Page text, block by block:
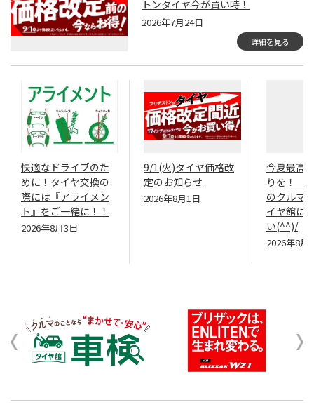
トンタイヤ今が買い時！
2026年7月24日
詳細を見る
快適なドライブのた
めに！タイヤ交換の
際には『アライメン
ト』をご一緒に！！
2026年8月3日
9/1(火)タイヤ価格改
定のお知らせ
2026年8月1日
今夏最高
りを！ ･
のクルマ
イヤ館に
い(^^)/
2026年8月